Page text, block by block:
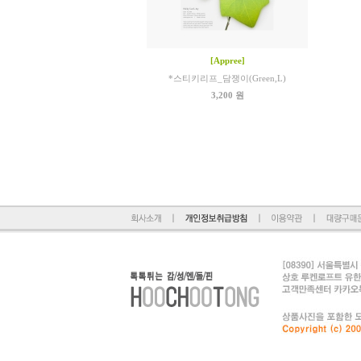
[Appree]
*스티키리프_담쟁이(Green,L)
3,200 원